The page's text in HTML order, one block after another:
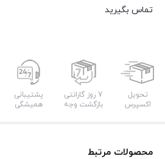
تماس بگیرید
تحویل
اکسپرس
7 روز گارانتی
بازگشت وجه
پشتیبانی
همیشگی
محصولات مرتبط